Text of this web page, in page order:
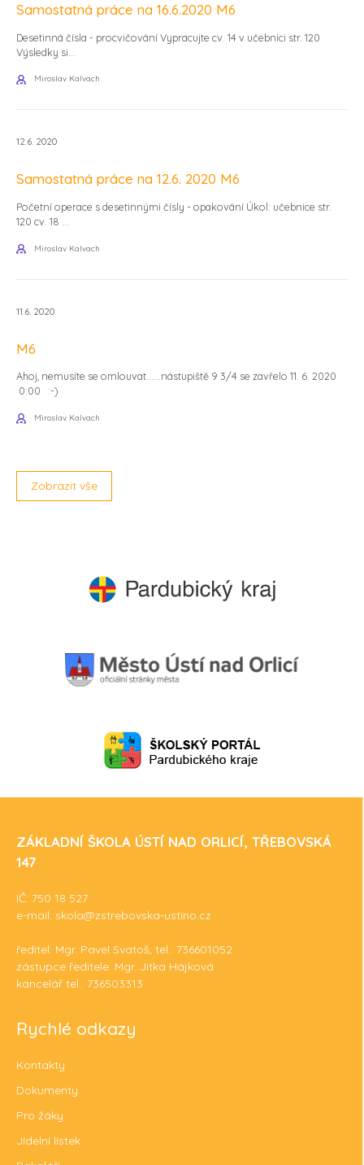
Samostatná práce na 16.6.2020 M6
Desetinná čísla - procvičování Vypracujte cv. 14 v učebnici str. 120
Výsledky si...
Miroslav Kalvach
12.6. 2020
Samostatná práce na 12.6. 2020 M6
Početní operace s desetinnými čísly - opakování Úkol: učebnice str.
120 cv. 18 ...
Miroslav Kalvach
11.6. 2020
M6
Ahoj, nemusíte se omlouvat......nástupiště 9 3/4 se zavřelo 11. 6. 2020
0:00 :-)
Miroslav Kalvach
Zobrazit vše
ZÁKLADNÍ ŠKOLA ÚSTÍ NAD ORLICÍ, TŘEBOVSKÁ
147
IČ: 750 18 527
e-mail: skola@zstrebovska-ustino.cz
ředitel: Mgr. Pavel Svatoš, tel.: 736601052
zástupce ředitele: Mgr. Jitka Hájková
kancelář tel.: 736503313
Rychlé odkazy
Kontakty
Dokumenty
Pro žáky
Jídelní lístek